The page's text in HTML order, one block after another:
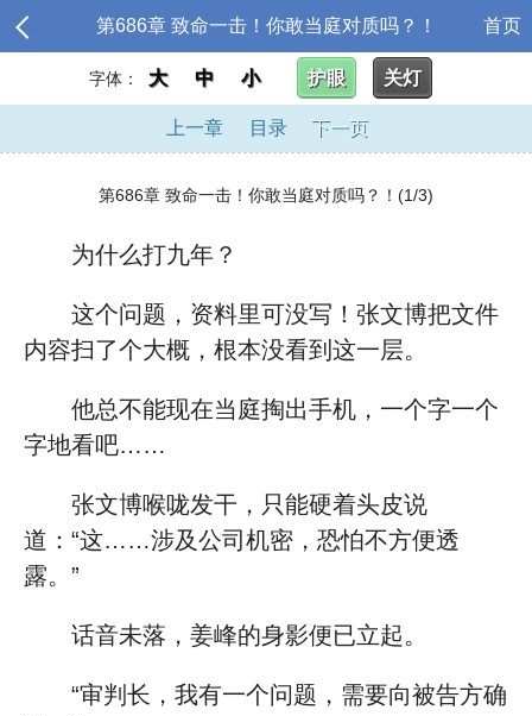
第686章 致命一击！你敢当庭对质吗？！ 首页
字体： 大 中 小 护眼 关灯
上一章 目录 下一页
第686章 致命一击！你敢当庭对质吗？！(1/3)
为什么打九年？
这个问题，资料里可没写！张文博把文件
内容扫了个大概，根本没看到这一层。
他总不能现在当庭掏出手机，一个字一个
字地看吧……
张文博喉咙发干，只能硬着头皮说
道：“这……涉及公司机密，恐怕不方便透
露。”
话音未落，姜峰的身影便已立起。
“审判长，我有一个问题，需要向被告方确